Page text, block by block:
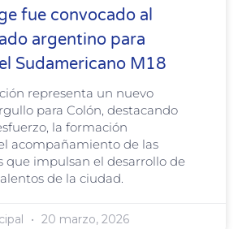
fue convocado al
argentino para
Sudamericano M18
representa un nuevo
para Colón, destacando
la formación
acompañamiento de las
que impulsan el desarrollo de
de la ciudad.
20 marzo, 2026